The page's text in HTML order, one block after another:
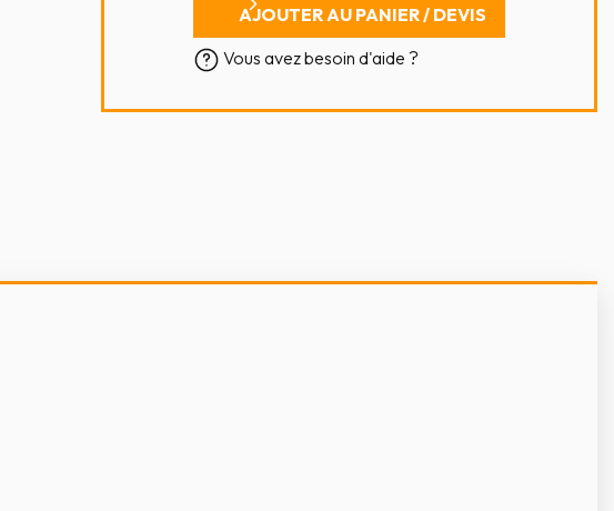
AJOUTER AU PANIER / DEVIS
Vous avez besoin d'aide ?